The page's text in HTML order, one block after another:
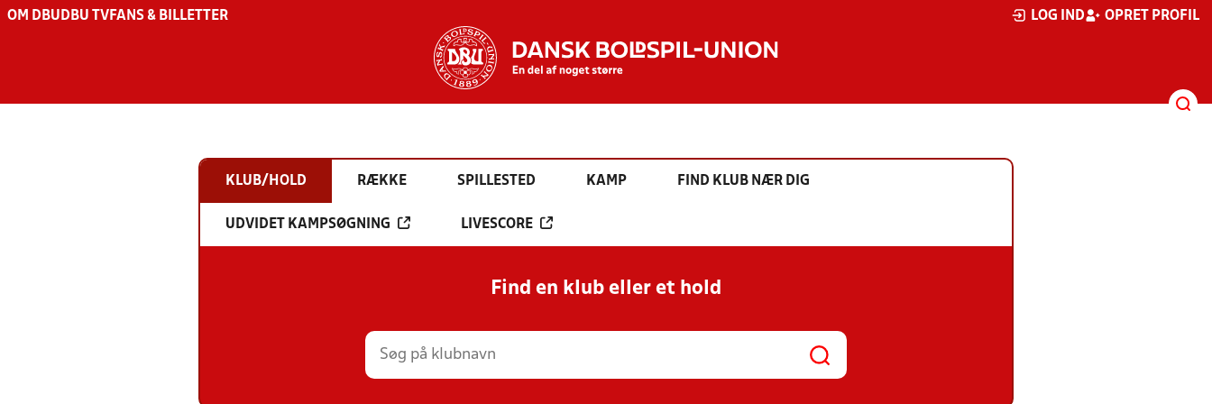
OM DBU DBU TV FANS & BILLETTER LOG IND OPRET PROFIL
KLUB/HOLD RÆKKE SPILLESTED KAMP FIND KLUB NÆR DIG
UDVIDET KAMPSØGNING LIVESCORE
Find en klub eller et hold